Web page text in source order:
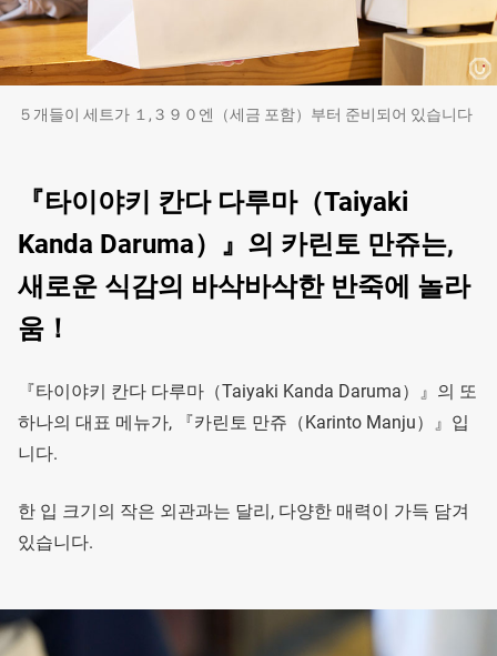
５개들이 세트가 １,３９０엔（세금 포함）부터 준비되어 있습니다
『타이야키 칸다 다루마（Taiyaki
Kanda Daruma）』의 카린토 만쥬는,
새로운 식감의 바삭바삭한 반죽에 놀라
움！
『타이야키 칸다 다루마（Taiyaki Kanda Daruma）』의 또
하나의 대표 메뉴가, 『카린토 만쥬（Karinto Manju）』입
니다.
한 입 크기의 작은 외관과는 달리, 다양한 매력이 가득 담겨
있습니다.